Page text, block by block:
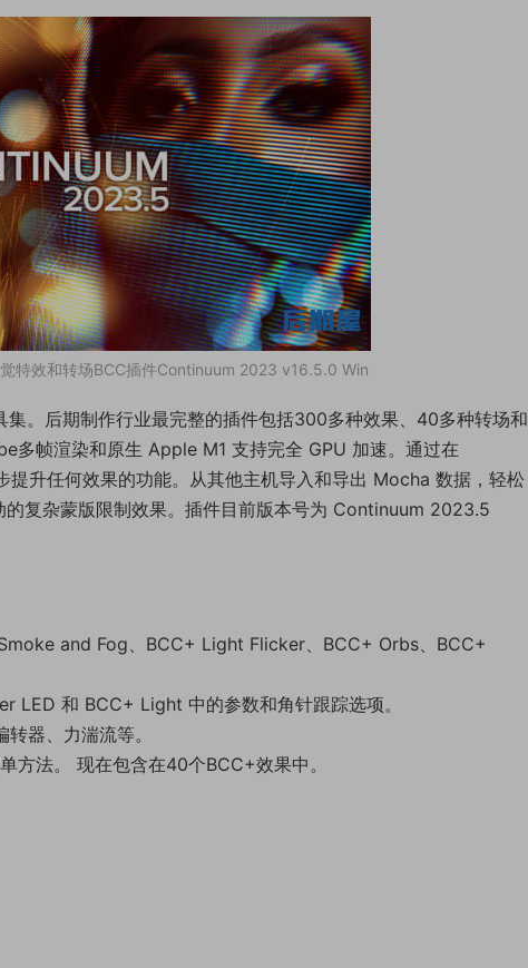
特效和转场BCC插件Continuum 2023 v16.5.0 Win
。后期制作行业最完整的插件包括300多种效果、40多种转场和
多帧渲染和原生 Apple M1 支持完全 GPU 加速。通过在
升任何效果的功能。从其他主机导入和导出 Mocha 数据，轻松
复杂蒙版限制效果。插件目前版本号为 Continuum 2023.5
and Fog、BCC+ Light Flicker、BCC+ Orbs、BCC+
LED 和 BCC+ Light 中的参数和角针跟踪选项。
器、力湍流等。
方法。 现在包含在40个BCC+效果中。